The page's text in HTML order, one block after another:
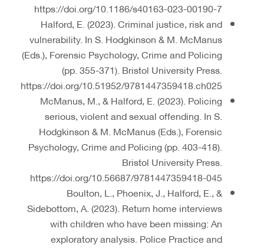
https://doi.org/10.1186/s40163-023-00190-7
Halford, E. (2023). Criminal justice, risk and
vulnerability. In S. Hodgkinson & M. McManus
(Eds.), Forensic Psychology, Crime and Policing
(pp. 355-371). Bristol University Press.
https://doi.org/10.51952/9781447359418.ch025
McManus, M., & Halford, E. (2023). Policing
serious, violent and sexual offending. In S.
Hodgkinson & M. McManus (Eds.), Forensic
Psychology, Crime and Policing (pp. 403-418).
Bristol University Press.
https://doi.org/10.56687/9781447359418-045
Boulton, L., Phoenix, J., Halford, E., &
Sidebottom, A. (2023). Return home interviews
with children who have been missing: An
exploratory analysis. Police Practice and